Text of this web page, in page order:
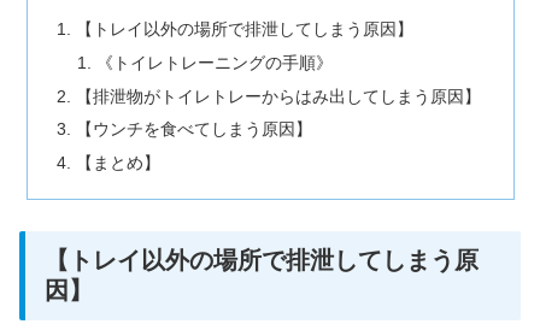
【トレイ以外の場所で排泄してしまう原因】
《トイレトレーニングの手順》
【排泄物がトイレトレーからはみ出してしまう原因】
【ウンチを食べてしまう原因】
【まとめ】
【トレイ以外の場所で排泄してしまう原
因】